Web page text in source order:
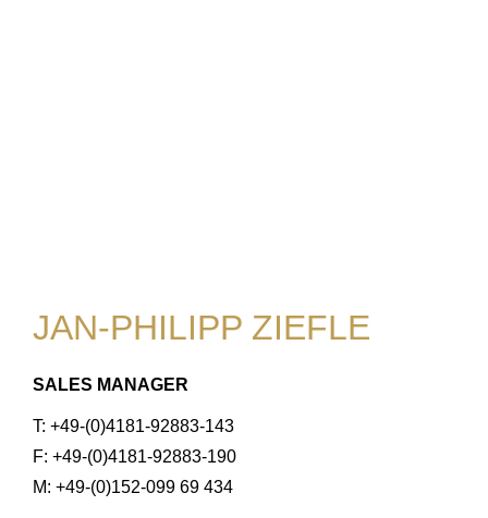
JAN-PHILIPP ZIEFLE
SALES MANAGER
T: +49-(0)4181-92883-143
F: +49-(0)4181-92883-190
M: +49-(0)152-099 69 434